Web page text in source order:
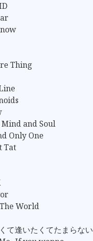
Thing
and Soul
Only One
Tat
World
て逢いたくてたまらない